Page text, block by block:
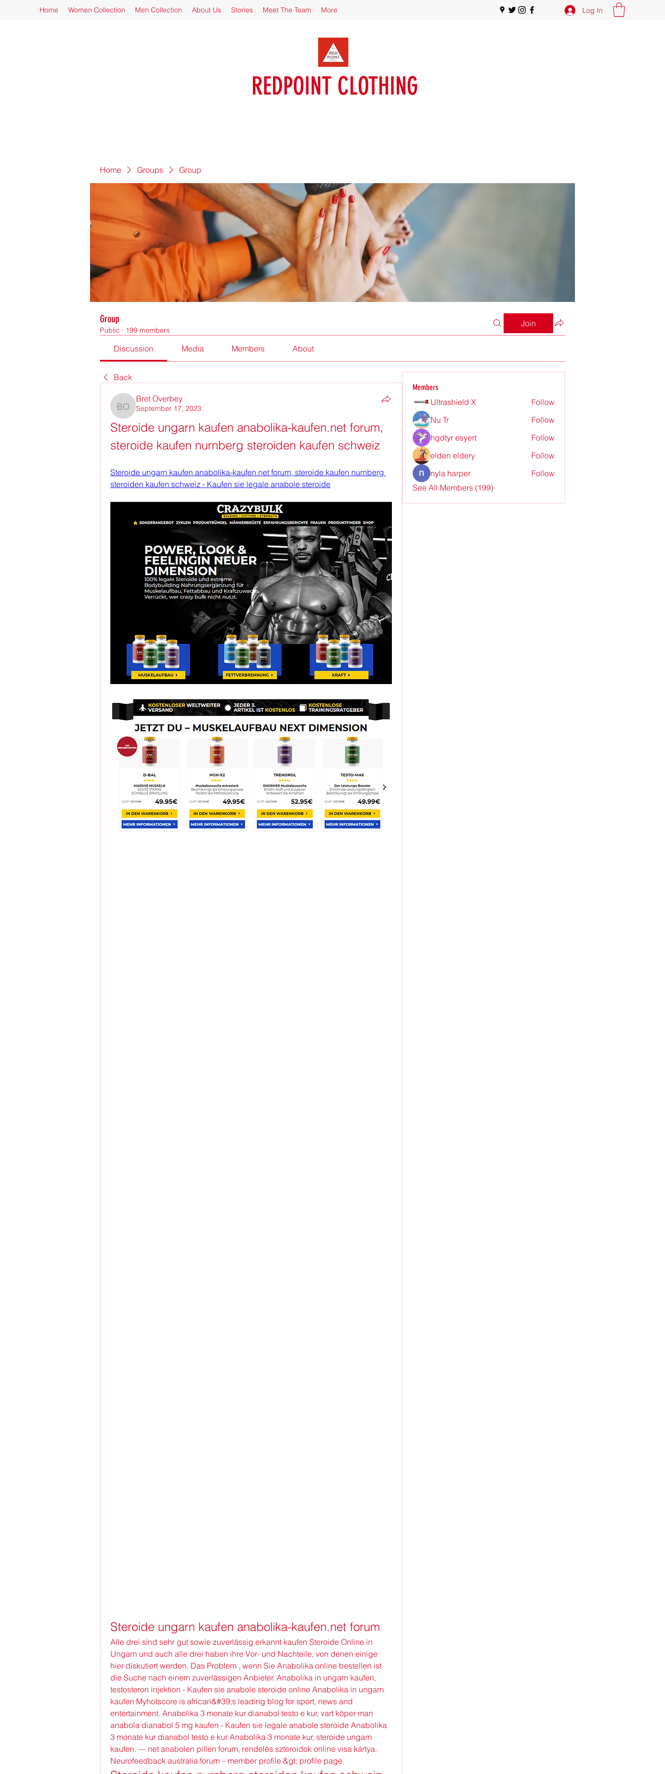
Home Women Collection Men Collection About Us Stories Meet The Team More Log In
REDPOINT CLOTHING
Home Groups Group
Group
Public · 199 members
Join
Discussion Media Members About
Back
Bret Overbey
Bret Overbey
September 17, 2023
Steroide ungarn kaufen anabolika-kaufen.net forum,
steroide kaufen nurnberg steroiden kaufen schweiz
Steroide ungarn kaufen anabolika-kaufen.net forum, steroide kaufen nurnberg
steroiden kaufen schweiz - Kaufen sie legale anabole steroide
Steroide ungarn kaufen anabolika-kaufen.net forum
Alle drei sind sehr gut sowie zuverlässig erkannt kaufen Steroide Online in
Ungarn und auch alle drei haben ihre Vor- und Nachteile, von denen einige
hier diskutiert werden. Das Problem , wenn Sie Anabolika online bestellen ist
die Suche nach einem zuverlässigen Anbieter. Anabolika in ungarn kaufen,
testosteron injektion - Kaufen sie anabole steroide online Anabolika in ungarn
kaufen Myhotscore is african&#39;s leading blog for sport, news and
entertainment. Anabolika 3 monate kur dianabol testo e kur, vart köper man
anabola dianabol 5 mg kaufen - Kaufen sie legale anabole steroide Anabolika
3 monate kur dianabol testo e kur Anabolika 3 monate kur, steroide ungarn
kaufen. — net anabolen pillen forum, rendelés szteroidok online visa kártya.
Neurofeedback australia forum – member profile &gt; profile page.
Members
Ultrashield X
Follow
Nu Tr
Follow
hgdtyr esyert
Follow
elden eldery
Follow
nyla harper
Follow
See All Members (199)